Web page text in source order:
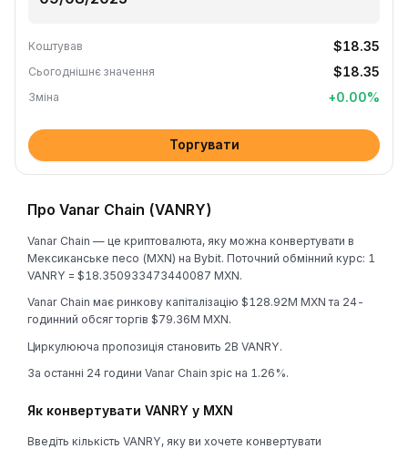
Коштував $18.35
Сьогоднішнє значення $18.35
Зміна +0.00%
Торгувати
Про Vanar Chain (VANRY)
Vanar Chain — це криптовалюта, яку можна конвертувати в
Мексиканське песо (MXN) на Bybit. Поточний обмінний курс: 1
VANRY = $18.350933473440087 MXN.
Vanar Chain має ринкову капіталізацію $128.92M MXN та 24-
годинний обсяг торгів $79.36M MXN.
Циркулююча пропозиція становить 2B VANRY.
За останні 24 години Vanar Chain зріс на 1.26%.
Як конвертувати VANRY у MXN
Введіть кількість VANRY, яку ви хочете конвертувати